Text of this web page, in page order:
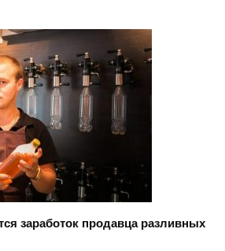
заработок продавца разливных